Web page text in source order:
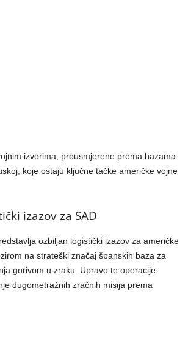
izvorima, preusmjerene prema bazama
koje ostaju ključne tačke američke vojne
izazov za SAD
ozbiljan logistički izazov za američke
na strateški značaj španskih baza za
gorivom u zraku. Upravo te operacije
dugometražnih zračnih misija prema